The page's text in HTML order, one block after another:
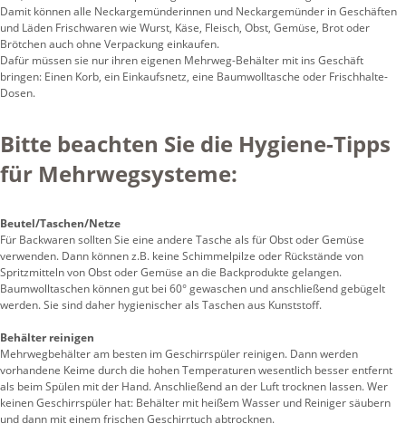
Damit können alle Neckargemünderinnen und Neckargemünder in Geschäften
und Läden Frischwaren wie Wurst, Käse, Fleisch, Obst, Gemüse, Brot oder
Brötchen auch ohne Verpackung einkaufen.
Dafür müssen sie nur ihren eigenen Mehrweg-Behälter mit ins Geschäft
bringen: Einen Korb, ein Einkaufsnetz, eine Baumwolltasche oder Frischhalte-
Dosen.
Bitte beachten Sie die Hygiene-Tipps
für Mehrwegsysteme:
Beutel/Taschen/Netze
Für Backwaren sollten Sie eine andere Tasche als für Obst oder Gemüse
verwenden. Dann können z.B. keine Schimmelpilze oder Rückstände von
Spritzmitteln von Obst oder Gemüse an die Backprodukte gelangen.
Baumwolltaschen können gut bei 60° gewaschen und anschließend gebügelt
werden. Sie sind daher hygienischer als Taschen aus Kunststoff.
Behälter reinigen
Mehrwegbehälter am besten im Geschirrspüler reinigen. Dann werden
vorhandene Keime durch die hohen Temperaturen wesentlich besser entfernt
als beim Spülen mit der Hand. Anschließend an der Luft trocknen lassen. Wer
keinen Geschirrspüler hat: Behälter mit heißem Wasser und Reiniger säubern
und dann mit einem frischen Geschirrtuch abtrocknen.